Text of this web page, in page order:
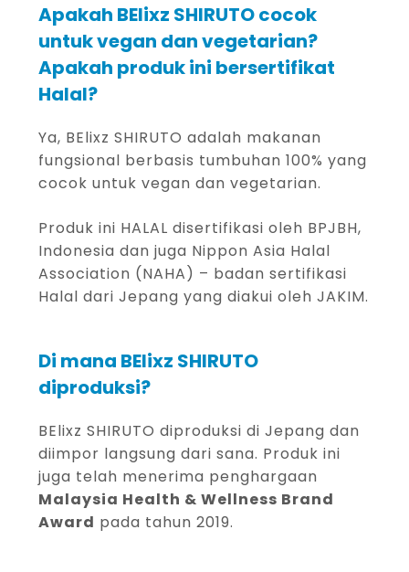
Apakah BElixz SHIRUTO cocok
untuk vegan dan vegetarian?
Apakah produk ini bersertifikat
Halal?
Ya, BElixz SHIRUTO adalah makanan
fungsional berbasis tumbuhan 100% yang
cocok untuk vegan dan vegetarian.
Produk ini HALAL disertifikasi oleh BPJBH,
Indonesia dan juga Nippon Asia Halal
Association (NAHA) – badan sertifikasi
Halal dari Jepang yang diakui oleh JAKIM.
Di mana BElixz SHIRUTO
diproduksi?
BElixz SHIRUTO diproduksi di Jepang dan
diimpor langsung dari sana. Produk ini
juga telah menerima penghargaan
Malaysia Health & Wellness Brand
Award pada tahun 2019.